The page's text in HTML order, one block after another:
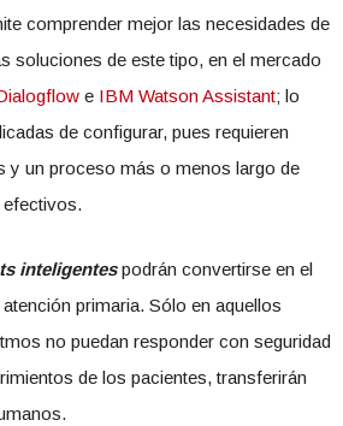
comprender mejor las necesidades de
soluciones de este tipo, en el mercado
e IBM Watson Assistant; lo
de configurar, pues requieren
y un proceso más o menos largo de
efectivos.
inteligentespodrán convertirse en el
primaria. Sólo en aquellos
no puedan responder con seguridad
de los pacientes, transferirán